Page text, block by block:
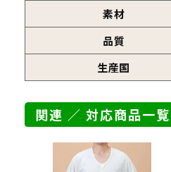
素材
品質
生産国
関連 ／ 対応商品一覧